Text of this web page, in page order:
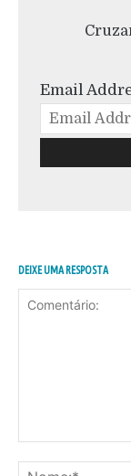
Email
DEIXE UMA RESPOSTA